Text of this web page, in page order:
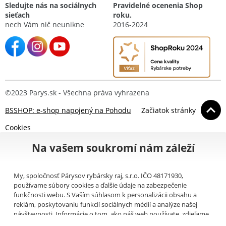
Sledujte nás na sociálnych
sieťach
nech Vám nič neunikne
Pravidelné ocenenia Shop
roku.
2016-2024
©2023 Parys.sk - Všechna práva vyhrazena
BSSHOP: e-shop napojený na Pohodu
Začiatok stránky
Cookies
Na vašem soukromí nám záleží
My, spoločnosť Párysov rybársky raj, s.r.o. IČO 48171930,
používame súbory cookies a ďalšie údaje na zabezpečenie
funkčnosti webu. S Vaším súhlasom k personalizácii obsahu a
reklám, poskytovaniu funkcií sociálnych médií a analýze našej
návštevnosti. Informácie o tom, ako náš web používate, zdieľame